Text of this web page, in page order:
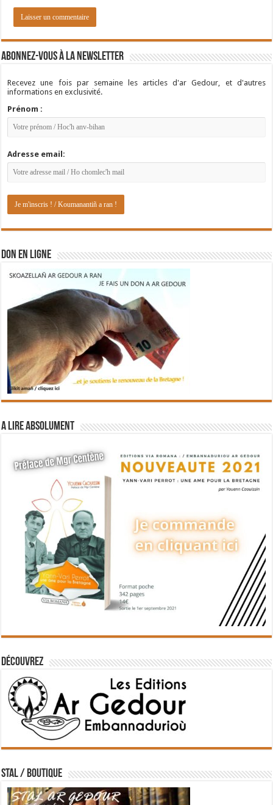
Abonnez-vous à la newsletter
Recevez une fois par semaine les articles d'ar Gedour, et d'autres
informations en exclusivité.
Prénom :
Adresse email:
DON EN LIGNE
A lire absolument
Découvrez
STAL / BOUTIQUE